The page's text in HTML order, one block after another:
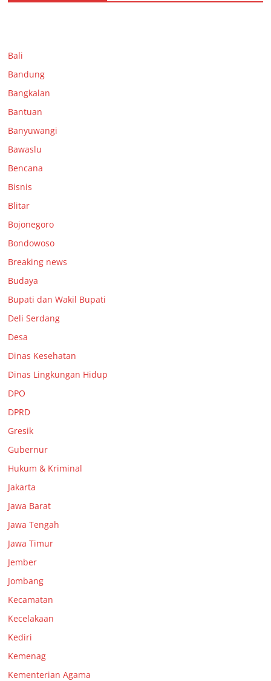
Bali
Bandung
Bangkalan
Bantuan
Banyuwangi
Bawaslu
Bencana
Bisnis
Blitar
Bojonegoro
Bondowoso
Breaking news
Budaya
Bupati dan Wakil Bupati
Deli Serdang
Desa
Dinas Kesehatan
Dinas Lingkungan Hidup
DPO
DPRD
Gresik
Gubernur
Hukum & Kriminal
Jakarta
Jawa Barat
Jawa Tengah
Jawa Timur
Jember
Jombang
Kecamatan
Kecelakaan
Kediri
Kemenag
Kementerian Agama